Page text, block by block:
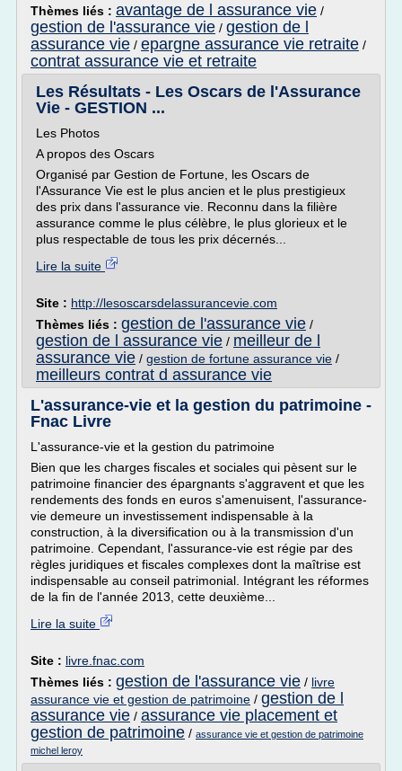
Thèmes liés : avantage de l assurance vie /
gestion de l'assurance vie / gestion de l
assurance vie / epargne assurance vie retraite /
contrat assurance vie et retraite
Les Résultats - Les Oscars de l'Assurance
Vie - GESTION ...
Les Photos
A propos des Oscars
Organisé par Gestion de Fortune, les Oscars de
l'Assurance Vie est le plus ancien et le plus prestigieux
des prix dans l'assurance vie. Reconnu dans la filière
assurance comme le plus célèbre, le plus glorieux et le
plus respectable de tous les prix décernés...
Lire la suite
Site : http://lesoscarsdelassurancevie.com
Thèmes liés : gestion de l'assurance vie /
gestion de l assurance vie / meilleur de l
assurance vie / gestion de fortune assurance vie /
meilleurs contrat d assurance vie
L'assurance-vie et la gestion du patrimoine -
Fnac Livre
L'assurance-vie et la gestion du patrimoine
Bien que les charges fiscales et sociales qui pèsent sur le
patrimoine financier des épargnants s'aggravent et que les
rendements des fonds en euros s'amenuisent, l'assurance-
vie demeure un investissement indispensable à la
construction, à la diversification ou à la transmission d'un
patrimoine. Cependant, l'assurance-vie est régie par des
règles juridiques et fiscales complexes dont la maîtrise est
indispensable au conseil patrimonial. Intégrant les réformes
de la fin de l'année 2013, cette deuxième...
Lire la suite
Site : livre.fnac.com
Thèmes liés : gestion de l'assurance vie / livre
assurance vie et gestion de patrimoine / gestion de l
assurance vie / assurance vie placement et
gestion de patrimoine / assurance vie et gestion de patrimoine
michel leroy